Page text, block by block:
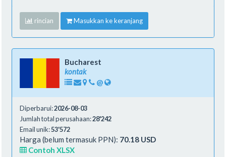
rincian Masukkan ke keranjang
Bucharest
kontak
@
Diperbarui:2026-08-03
Jumlah total perusahaan:28'242
Email unik:53'572
Harga (belum termasuk PPN): 70.18 USD
Contoh XLSX